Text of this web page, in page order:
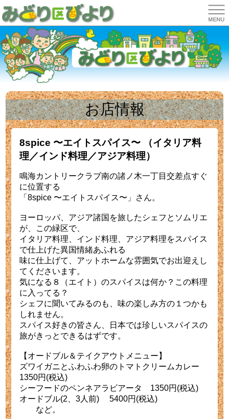
お店情報
8spice 〜エイトスパイス〜 （イタリア料
理／インド料理／アジア料理）
鳴海カントリークラブ南の諸ノ木一丁目交差点すぐ
に位置する
「8spice 〜エイトスパイス〜」さん。
ヨーロッパ、アジア諸国を旅したシェフとソムリエ
が、この緑区で、
イタリア料理、インド料理、アジア料理をスパイス
で仕上げた異国情緒あふれる
味に仕上げて、アットホームな雰囲気でお出迎えし
てくださいます。
気になる８（エイト）のスパイスは何か？この料理
に入ってる？
シェフに聞いてみるのも、味の楽しみ方の１つかも
しれません。
スパイス好きの皆さん、日本では珍しいスパイスの
旅がきっとできるはずです。
【オードブル＆テイクアウトメニュー】
ズワイガニとふわふわ卵のトマトクリームカレー
1350円(税込)
シーフードのペンネアラビアータ 1350円(税込)
オードブル(2、3人前) 5400円(税込)
など。